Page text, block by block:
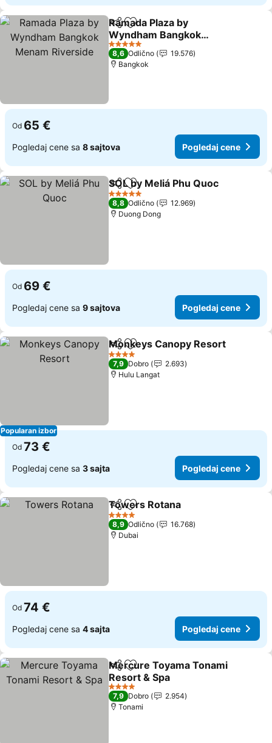
Deli Dodati u favorite
Ramada Plaza by
Wyndham Bangkok
Menam Riverside
5 Zvezdice
8,6 Odlično
19.576
Bangkok
Od 65 €
Pogledaj cene sa 8 sajtova Pogledaj cene
Deli Dodati u favorite
SOL by Meliá Phu Quoc
5 Zvezdice
8,8 Odlično
12.969
Duong Dong
Od 69 €
Pogledaj cene sa 9 sajtova Pogledaj cene
Popularan izbor
Deli Dodati u favorite
Monkeys Canopy Resort
4 Zvezdice
7,9 Dobro
2.693
Hulu Langat
Od 73 €
Pogledaj cene sa 3 sajta Pogledaj cene
Deli Dodati u favorite
Towers Rotana
4 Zvezdice
8,9 Odlično
16.768
Dubai
Od 74 €
Pogledaj cene sa 4 sajta Pogledaj cene
Deli Dodati u favorite
Mercure Toyama Tonami
Resort & Spa
4 Zvezdice
7,9 Dobro
2.954
Tonami